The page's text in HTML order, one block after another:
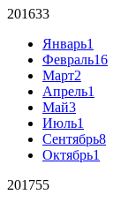
201633
Январь1
Февраль16
Март2
Апрель1
Май3
Июль1
Сентябрь8
Октябрь1
201755